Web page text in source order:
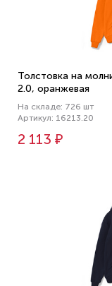
Толстовка на
2.0, оранжевая
На складе: 726 шт
Артикул: 16213.20
2 113 ₽